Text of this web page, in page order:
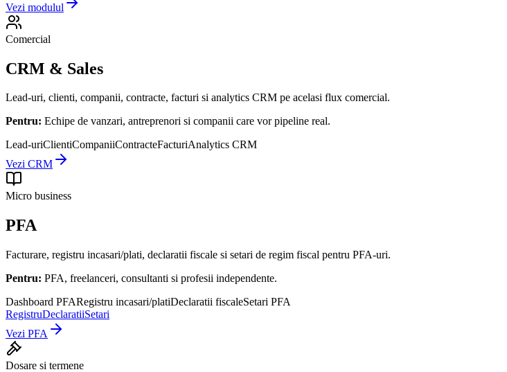
Vezi modulul
Comercial
CRM & Sales
Lead-uri, clienti, companii, contracte, facturi si analytics CRM pe acelasi flux comercial.
Pentru: Echipe de vanzari, antreprenori si companii care vor pipeline real.
Lead-uriClientiCompaniiContracteFacturiAnalytics CRM
Vezi CRM
Micro business
PFA
Facturare, registru incasari/plati, declaratii fiscale si setari de regim fiscal pentru PFA-uri.
Pentru: PFA, freelanceri, consultanti si profesii independente.
Dashboard PFARegistru incasari/platiDeclaratii fiscaleSetari PFA
RegistruDeclaratiiSetari
Vezi PFA
Dosare si termene